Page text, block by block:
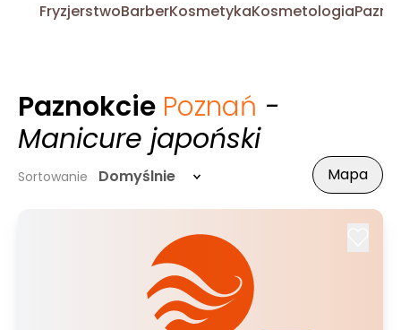
FryzjerstwoBarberKosmetykaKosmetologia
Paznokcie Poznań -
Manicure japoński
Sortowanie Domyślnie Mapa